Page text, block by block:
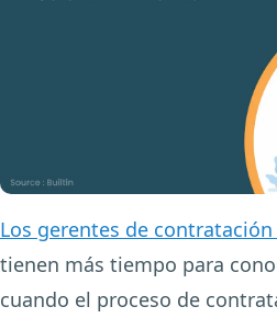
Los gerentes de
tienen más tiempo para
cuando el proceso de